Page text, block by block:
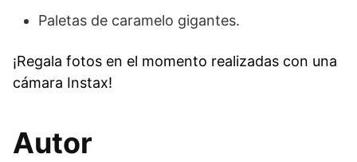
Paletas de caramelo gigantes.
¡Regala fotos en el momento realizadas con una
cámara Instax!
Autor